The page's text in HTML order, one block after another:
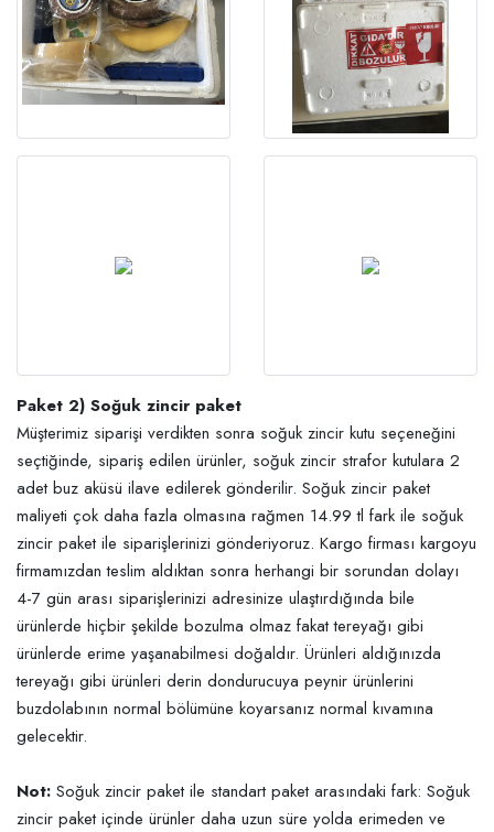
Paket 2) Soğuk zincir paket
Müşterimiz siparişi verdikten sonra soğuk zincir kutu seçeneğini
seçtiğinde, sipariş edilen ürünler, soğuk zincir strafor kutulara 2
adet buz aküsü ilave edilerek gönderilir. Soğuk zincir paket
maliyeti çok daha fazla olmasına rağmen 14.99 tl fark ile soğuk
zincir paket ile siparişlerinizi gönderiyoruz. Kargo firması kargoyu
firmamızdan teslim aldıktan sonra herhangi bir sorundan dolayı
4-7 gün arası siparişlerinizi adresinize ulaştırdığında bile
ürünlerde hiçbir şekilde bozulma olmaz fakat tereyağı gibi
ürünlerde erime yaşanabilmesi doğaldır. Ürünleri aldığınızda
tereyağı gibi ürünleri derin dondurucuya peynir ürünlerini
buzdolabının normal bölümüne koyarsanız normal kıvamına
gelecektir.
Not: Soğuk zincir paket ile standart paket arasındaki fark: Soğuk
zincir paket içinde ürünler daha uzun süre yolda erimeden ve